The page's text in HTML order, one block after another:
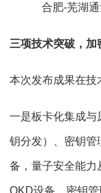
合肥-芜湖
三项技术突破，
本次发布成果在技
一是板卡化集成与
钥分发）、密钥管
备，量子安全能力
QKD设备、密钥